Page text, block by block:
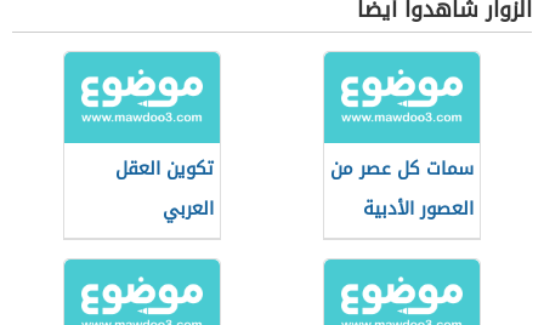
الزوار شاهدوا أيضاً
سمات كل عصر من
العصور الأدبية
تكوين العقل
العربي